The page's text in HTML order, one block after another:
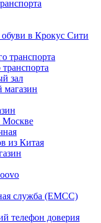
обуви в Крокус Сити
транспорта
транспорта
зал
магазин
Москве
из Китая
служба (ЕМСС)
телефон доверия